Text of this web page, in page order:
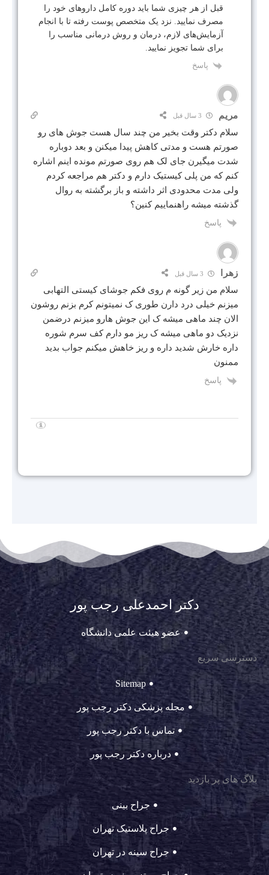
قبل از هر چیزی شما باید دوره کامل داروهای خود را
مصرف نمایید. نزد یک متخصص پوست رفته تا با انجام
آزمایش‌های لازم، درمان و روش درمانی مناسب را
برای شما تجویز نمایید.
پاسخ
مریم
سلام دکتر وقت بخیر من چند سال هست جوش های رو
صورتم هست و مدتی کاهش پیدا میکنن و بعد دوباره
شدت میگیرن جای لک هم روی صورتم مونده اینم اشاره
کنم که من پلی کیستیک دارم و دکتر هم مراجعه کردم
ولی مدت محدودی اثر داشته و باز برگشته به روال
گذشته میشه راهنماییم کنین؟
پاسخ
زهرا
سلام من زیر گونه م روی فکم جوشای کیستی التهابی
میزنم خیلی درد دارن طوری ک نمیتونم کرم بزنم روشون
الان چند ماهی میشه ک این جوش هارو میزنم درضمن
نزدیک دو ماهی میشه ک ریز مو دارم کف سرم شوره
داره خارش شدید داره و ریز خاهش میکنم جواب بدید
ممنون
پاسخ
دکتر احمدعلی رجب پور
عضو هیئت علمی دانشگاه
دسترسی سریع
Sitemap
مجله پزشکی دکتر رجب پور
تماس با دکتر رجب پور
درباره دکتر رجب پور
بلاگ های پر بازدید
جراح بینی
جراح پلاستیک تهران
جراح سینه در تهران